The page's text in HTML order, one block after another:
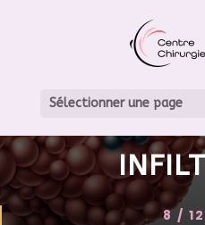
Sélectionner une page
TYPE DE
8 /